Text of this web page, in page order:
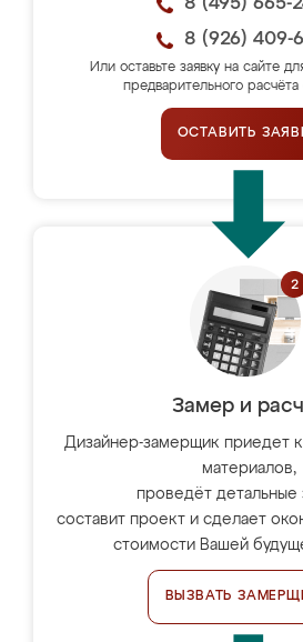
8 (495) 665-
8 (926) 409-
Или оставьте заявку на сайте
предварительного расчёта
ОСТАВИТЬ
Замер и
Дизайнер-замерщик приедет
материалов,
проведёт детальные
составит проект и сделает
стоимости Вашей
ВЫЗВАТЬ